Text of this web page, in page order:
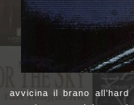
avvicina il brano